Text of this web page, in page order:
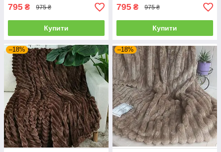
795 ₴ 975 ₴
Купити
795 ₴ 975 ₴
Купити
–18% –18%